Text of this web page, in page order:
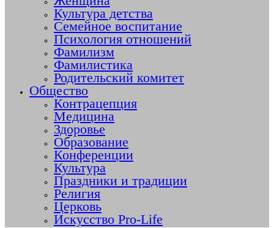
Культура детства
Семейное воспитание
Психология отношений
Фамилизм
Фамилистика
Родительский комитет
Общество
Контрацепция
Медицина
Здоровье
Образование
Конференции
Культура
Праздники и традиции
Религия
Церковь
Искусство Pro-Life